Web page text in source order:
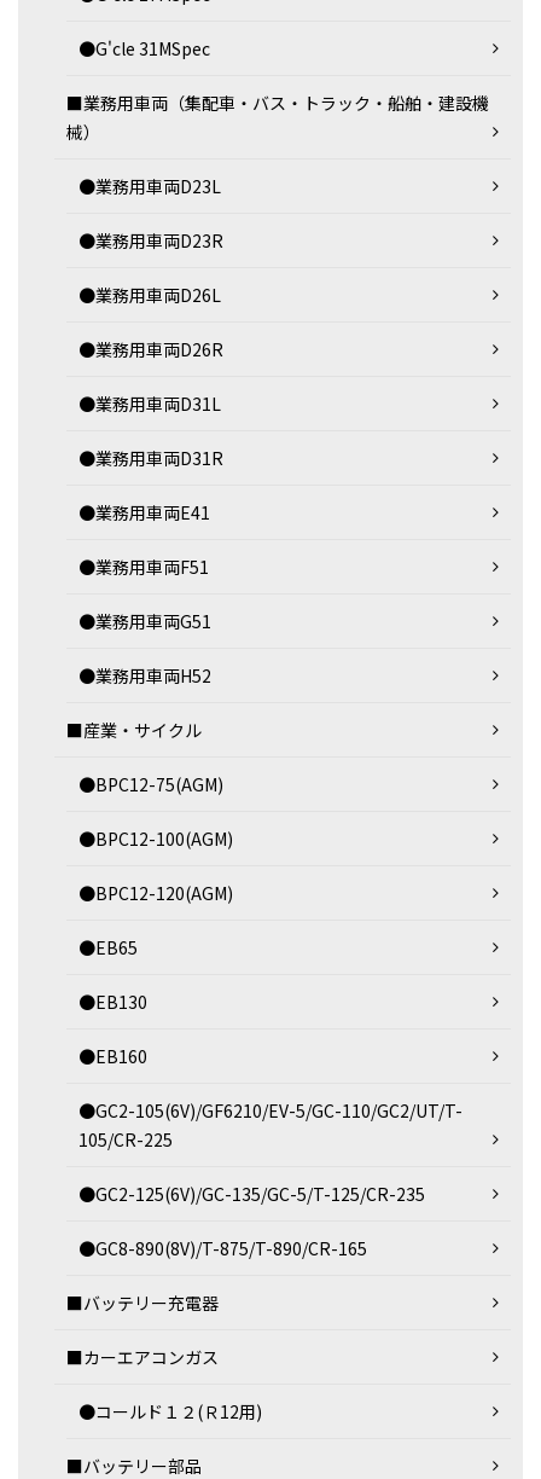
●G'cle 31MSpec
■業務用車両（集配車・バス・トラック・船舶・建設機
械）
●業務用車両D23L
●業務用車両D23R
●業務用車両D26L
●業務用車両D26R
●業務用車両D31L
●業務用車両D31R
●業務用車両E41
●業務用車両F51
●業務用車両G51
●業務用車両H52
■産業・サイクル
●BPC12-75(AGM)
●BPC12-100(AGM)
●BPC12-120(AGM)
●EB65
●EB130
●EB160
●GC2-105(6V)/GF6210/EV-5/GC-110/GC2/UT/T-
105/CR-225
●GC2-125(6V)/GC-135/GC-5/T-125/CR-235
●GC8-890(8V)/T-875/T-890/CR-165
■バッテリー充電器
■カーエアコンガス
●コールド１２(Ｒ12用)
■バッテリー部品